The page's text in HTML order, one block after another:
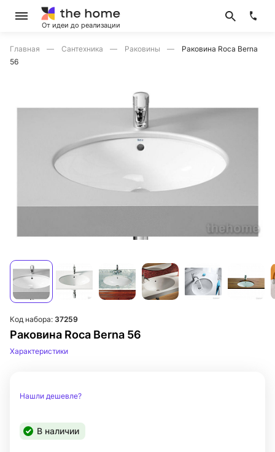
От идеи до реализации
Главная Сантехника Раковины
Раковина Roca Berna
56
Раковина Roca Berna 56
Код набора: 37259
Характеристики
Нашли дешевле?
В наличии